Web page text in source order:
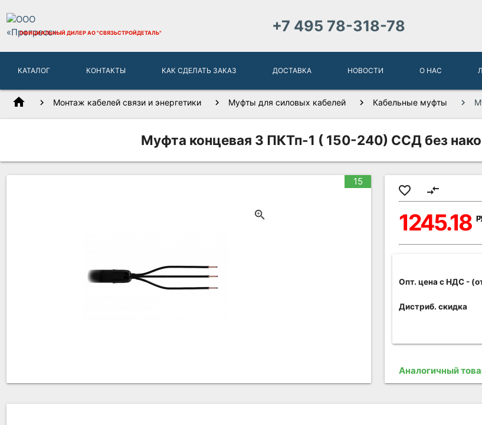
ОФИЦИАЛЬНЫЙ ДИЛЕРАО "СВЯЗЬСТРОЙДЕТАЛЬ" +7 495 78-318-78
КАТАЛОГ КОНТАКТЫ КАК СДЕЛАТЬ ЗАКАЗ ДОСТАВКА НОВОСТИ О НАС
home Монтаж кабелей связи и энергетики Муфты для силовых кабелей Кабельные муфты
Муфта концевая 3 ПКТп-1 ( 150-240) ССД без
15
favorite_border compare_arrows
1245.18
Опт. цена c НДС-
Дистриб. скидка
Аналогичный